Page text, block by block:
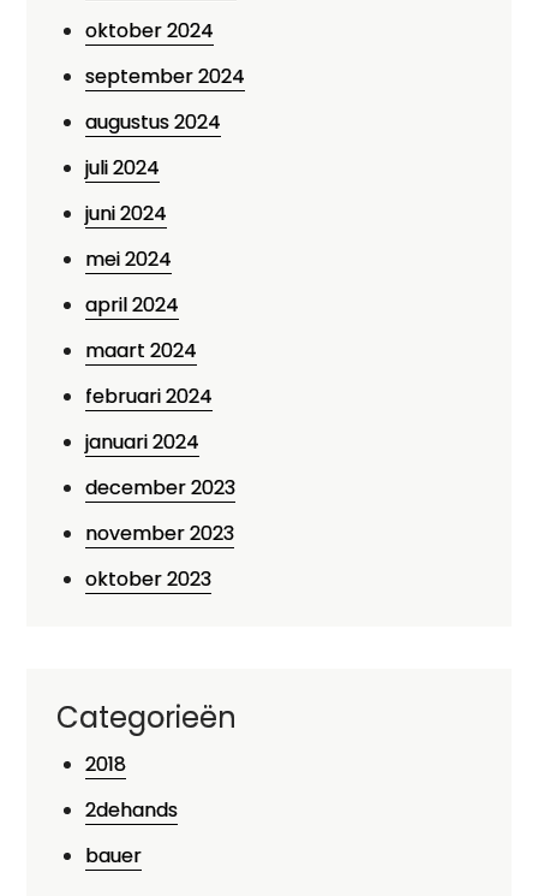
oktober 2024
september 2024
augustus 2024
juli 2024
juni 2024
mei 2024
april 2024
maart 2024
februari 2024
januari 2024
december 2023
november 2023
oktober 2023
Categorieën
2018
2dehands
bauer